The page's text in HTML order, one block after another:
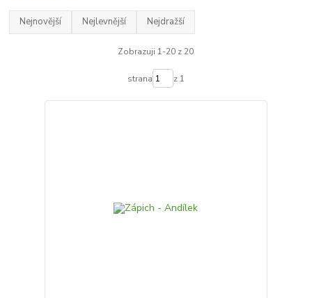
Nejnovější Nejlevnější Nejdražší
Zobrazuji 1-20 z 20
strana z 1